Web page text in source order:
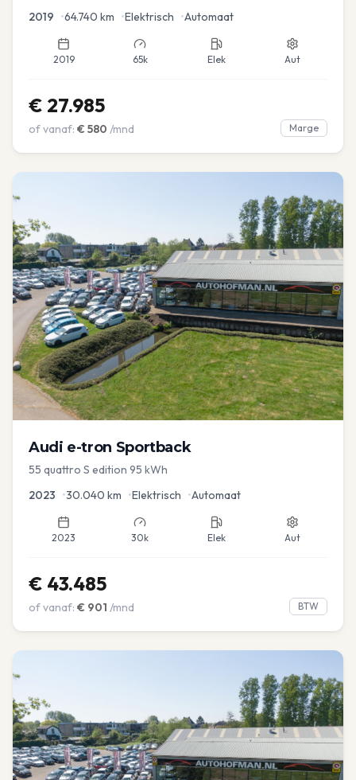
2019 •64.740 km •Elektrisch •Automaat
2019 65k Elek Aut
€ 27.985
of vanaf: € 580 /mnd Marge
Audi e-tron Sportback
55 quattro S edition 95 kWh
2023 •30.040 km •Elektrisch •Automaat
2023 30k Elek Aut
€ 43.485
of vanaf: € 901 /mnd BTW